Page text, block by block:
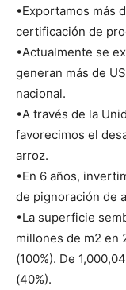
•Exportamos más
certificación de
•Actualmente se
generan más de
nacional.
•A través de la
favorecimos el
arroz.
•En 6 años,
de pignoración de
•La superficie
millones de m2 en
(100%). De
(40%).